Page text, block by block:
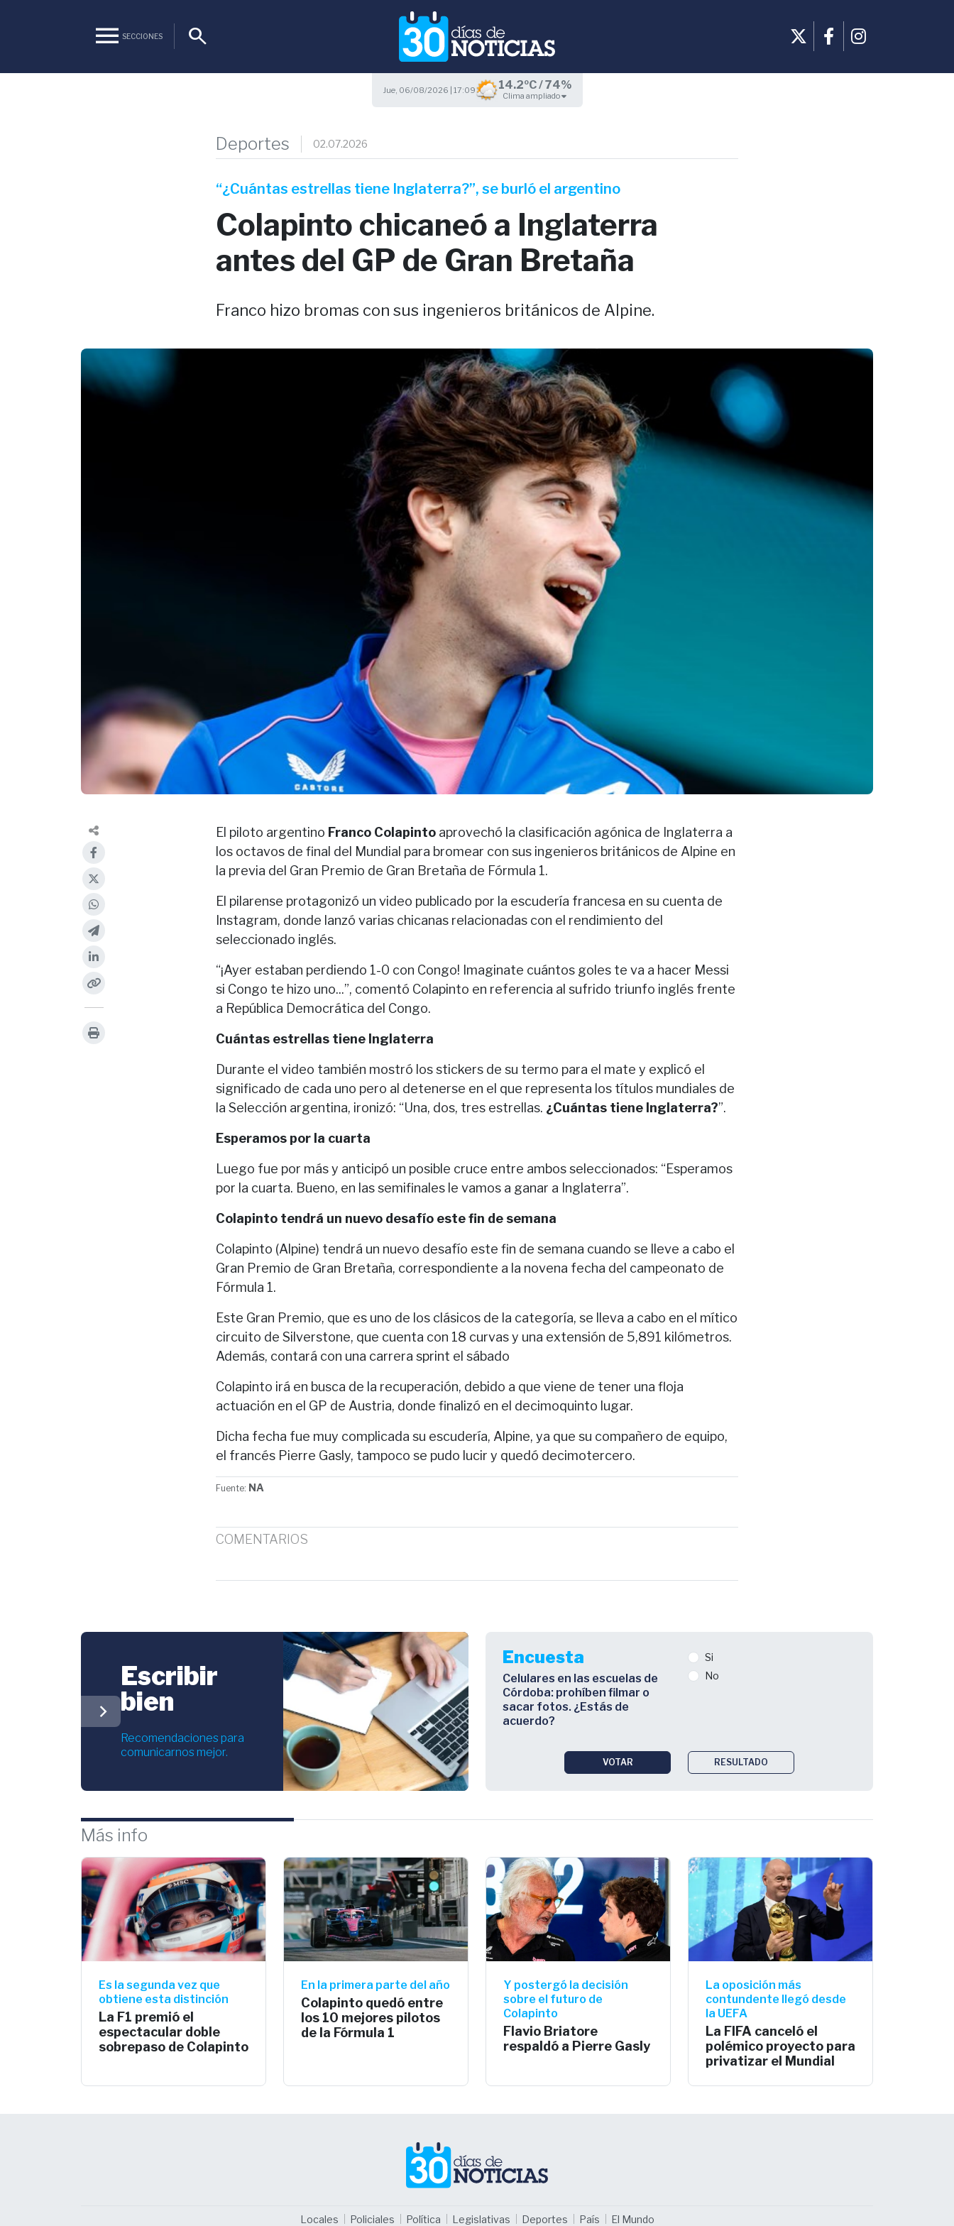
menu SECCIONES search
Jue, 06/08/2026 | 17:09 14.2ºC / 74%
Clima ampliado
Deportes 02.07.2026
“¿Cuántas estrellas tiene Inglaterra?”, se burló el argentino
Colapinto chicaneó a Inglaterra
antes del GP de Gran Bretaña
Franco hizo bromas con sus ingenieros británicos de Alpine.
El piloto argentino Franco Colapinto aprovechó la clasificación agónica de Inglaterra a
los octavos de final del Mundial para bromear con sus ingenieros británicos de Alpine en
la previa del Gran Premio de Gran Bretaña de Fórmula 1.
El pilarense protagonizó un video publicado por la escudería francesa en su cuenta de
Instagram, donde lanzó varias chicanas relacionadas con el rendimiento del
seleccionado inglés.
“¡Ayer estaban perdiendo 1-0 con Congo! Imaginate cuántos goles te va a hacer Messi
si Congo te hizo uno...”, comentó Colapinto en referencia al sufrido triunfo inglés frente
a República Democrática del Congo.
Cuántas estrellas tiene Inglaterra
Durante el video también mostró los stickers de su termo para el mate y explicó el
significado de cada uno pero al detenerse en el que representa los títulos mundiales de
la Selección argentina, ironizó: “Una, dos, tres estrellas. ¿Cuántas tiene Inglaterra?”.
Esperamos por la cuarta
Luego fue por más y anticipó un posible cruce entre ambos seleccionados: “Esperamos
por la cuarta. Bueno, en las semifinales le vamos a ganar a Inglaterra”.
Colapinto tendrá un nuevo desafío este fin de semana
Colapinto (Alpine) tendrá un nuevo desafío este fin de semana cuando se lleve a cabo el
Gran Premio de Gran Bretaña, correspondiente a la novena fecha del campeonato de
Fórmula 1.
Este Gran Premio, que es uno de los clásicos de la categoría, se lleva a cabo en el mítico
circuito de Silverstone, que cuenta con 18 curvas y una extensión de 5,891 kilómetros.
Además, contará con una carrera sprint el sábado
Colapinto irá en busca de la recuperación, debido a que viene de tener una floja
actuación en el GP de Austria, donde finalizó en el decimoquinto lugar.
Dicha fecha fue muy complicada su escudería, Alpine, ya que su compañero de equipo,
el francés Pierre Gasly, tampoco se pudo lucir y quedó decimotercero.
Fuente: NA
COMENTARIOS
chevron_right
Escribir
bien
Recomendaciones para
comunicarnos mejor.
Encuesta
Celulares en las escuelas de
Córdoba: prohíben filmar o
sacar fotos. ¿Estás de
acuerdo?
Si
No
VOTAR RESULTADO
Más info
Es la segunda vez que
obtiene esta distinción
La F1 premió el
espectacular doble
sobrepaso de Colapinto
En la primera parte del año
Colapinto quedó entre
los 10 mejores pilotos
de la Fórmula 1
Y postergó la decisión
sobre el futuro de
Colapinto
Flavio Briatore
respaldó a Pierre Gasly
La oposición más
contundente llegó desde
la UEFA
La FIFA canceló el
polémico proyecto para
privatizar el Mundial
Locales Policiales Política Legislativas Deportes País El Mundo